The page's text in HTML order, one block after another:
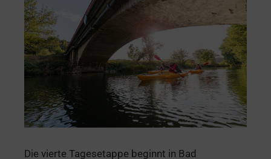
Die vierte Tagesetappe beginnt in Bad